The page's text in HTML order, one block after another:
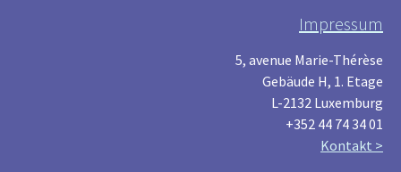
Impressum
5, avenue Marie-Thérèse
Gebäude H, 1. Etage
L-2132 Luxemburg
+352 44 74 34 01
Kontakt >